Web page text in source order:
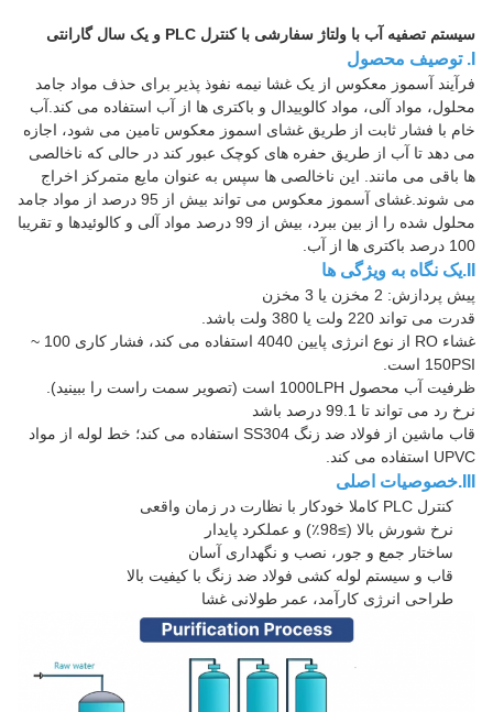
سیستم تصفیه آب با ولتاژ سفارشی با کنترل PLC و یک سال گارانتی
فرآیند آسموز معکوس از یک غشا نیمه نفوذ پذیر برای حذف مواد جامد
محلول، مواد آلی، مواد کالوییدال و باکتری ها از آب استفاده می کند.آب
خام با فشار ثابت از طریق غشای اسموز معکوس تامین می شود، اجازه
می دهد تا آب از طریق حفره های کوچک عبور کند در حالی که ناخالصی
ها باقی می مانند. این ناخالصی ها سپس به عنوان مایع متمرکز اخراج
می شوند.غشای آسموز معکوس می تواند بیش از 95 درصد از مواد جامد
محلول شده را از بین ببرد، بیش از 99 درصد مواد آلی و کالوئیدها و تقریبا
100 درصد باکتری ها از آب.
پیش پردازش: 2 مخزن یا 3 مخزن
قدرت می تواند 220 ولت یا 380 ولت باشد.
غشاء RO از نوع انرژی پایین 4040 استفاده می کند، فشار کاری 100 ~
150PSI است.
ظرفیت آب محصول 1000LPH است (تصویر سمت راست را ببینید).
نرخ رد می تواند تا 99.1 درصد باشد
قاب ماشین از فولاد ضد زنگ SS304 استفاده می کند؛ خط لوله از مواد
UPVC استفاده می کند.
کنترل PLC کاملا خودکار با نظارت در زمان واقعی
نرخ شورش بالا (≥98٪) و عملکرد پایدار
ساختار جمع و جور، نصب و نگهداری آسان
قاب و سیستم لوله کشی فولاد ضد زنگ با کیفیت بالا
طراحی انرژی کارآمد، عمر طولانی غشا